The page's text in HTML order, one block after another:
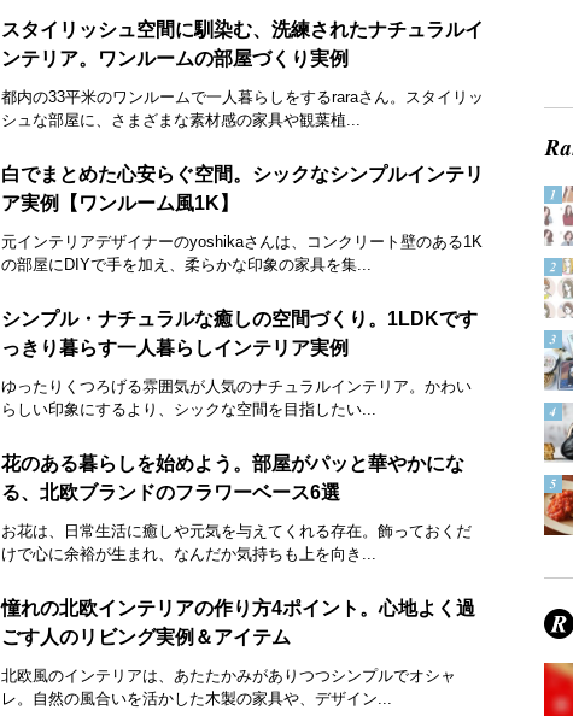
スタイリッシュ空間に馴染む、洗練されたナチュラルイ
ンテリア。ワンルームの部屋づくり実例
都内の33平米のワンルームで一人暮らしをするraraさん。スタイリッ
シュな部屋に、さまざまな素材感の家具や観葉植...
白でまとめた心安らぐ空間。シックなシンプルインテリ
ア実例【ワンルーム風1K】
元インテリアデザイナーのyoshikaさんは、コンクリート壁のある1K
の部屋にDIYで手を加え、柔らかな印象の家具を集...
シンプル・ナチュラルな癒しの空間づくり。1LDKです
っきり暮らす一人暮らしインテリア実例
ゆったりくつろげる雰囲気が人気のナチュラルインテリア。かわい
らしい印象にするより、シックな空間を目指したい...
花のある暮らしを始めよう。部屋がパッと華やかにな
る、北欧ブランドのフラワーベース6選
お花は、日常生活に癒しや元気を与えてくれる存在。飾っておくだ
けで心に余裕が生まれ、なんだか気持ちも上を向き...
憧れの北欧インテリアの作り方4ポイント。心地よく過
ごす人のリビング実例＆アイテム
北欧風のインテリアは、あたたかみがありつつシンプルでオシャ
レ。自然の風合いを活かした木製の家具や、デザイン...